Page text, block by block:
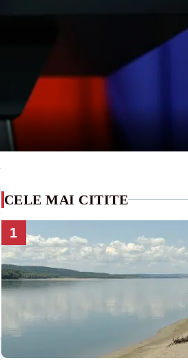
CELE MAI CITITE
1